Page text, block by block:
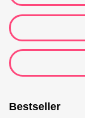
Bestseller